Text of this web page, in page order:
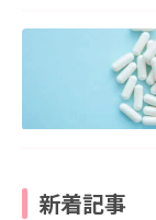
新着記事